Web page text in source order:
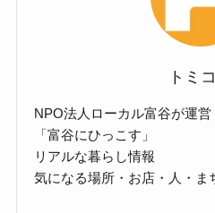
トミ
NPO法人ローカル富谷が運営
「富谷にひっこす」
リアルな暮らし情報
気になる場所・お店・人・ま